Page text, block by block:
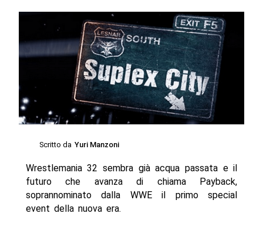
Scritto da Yuri Manzoni
Wrestlemania 32 sembra già acqua passata e il
futuro che avanza di chiama Payback,
soprannominato dalla WWE il primo special
event della nuova era.